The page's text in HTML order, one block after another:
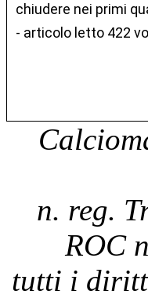
chiudere nei primi
- articolo letto 422
n. reg.
ROC
tutti i